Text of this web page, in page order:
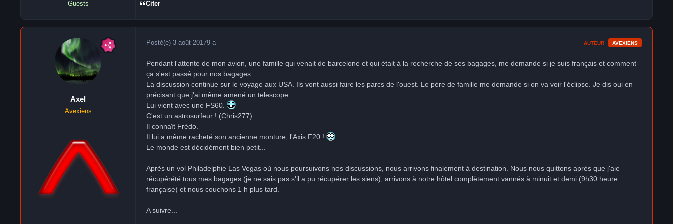
Guests Citer
Axel
Avexiens
Posté(e) 3 août 20179 a AUTEUR AVEXIENS
Pendant l'attente de mon avion, une famille qui venait de barcelone et qui était à la recherche de ses bagages, me demande si je suis français et comment
ça s'est passé pour nos bagages.
La discussion continue sur le voyage aux USA. Ils vont aussi faire les parcs de l'ouest. Le père de famille me demande si on va voir l'éclipse. Je dis oui en
précisant que j'ai même amené un telescope.
Lui vient avec une FS60.
C'est un astrosurfeur ! (Chris277)
Il connaît Frédo.
Il lui a même racheté son ancienne monture, l'Axis F20 !
Le monde est décidément bien petit...
Après un vol Philadelphie Las Vegas où nous poursuivons nos discussions, nous arrivons finalement à destination. Nous nous quittons après que j'aie
récupérété tous mes bagages (je ne sais pas s'il a pu récupérer les siens), arrivons à notre hôtel complètement vannés à minuit et demi (9h30 heure
française) et nous couchons 1 h plus tard.
A suivre...